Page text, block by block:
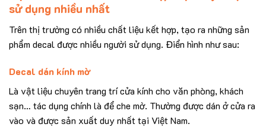
sử dụng nhiều nhất
Trên thị trường có nhiều chất liệu kết hợp, tạo ra những sản
phẩm decal được nhiều người sử dụng. Điển hình như sau:
Decal dán kính mờ
Là vật liệu chuyên trang trí cửa kính cho văn phòng, khách
sạn… tác dụng chính là để che mờ. Thường được dán ở cửa ra
vào và được sản xuất duy nhất tại Việt Nam.